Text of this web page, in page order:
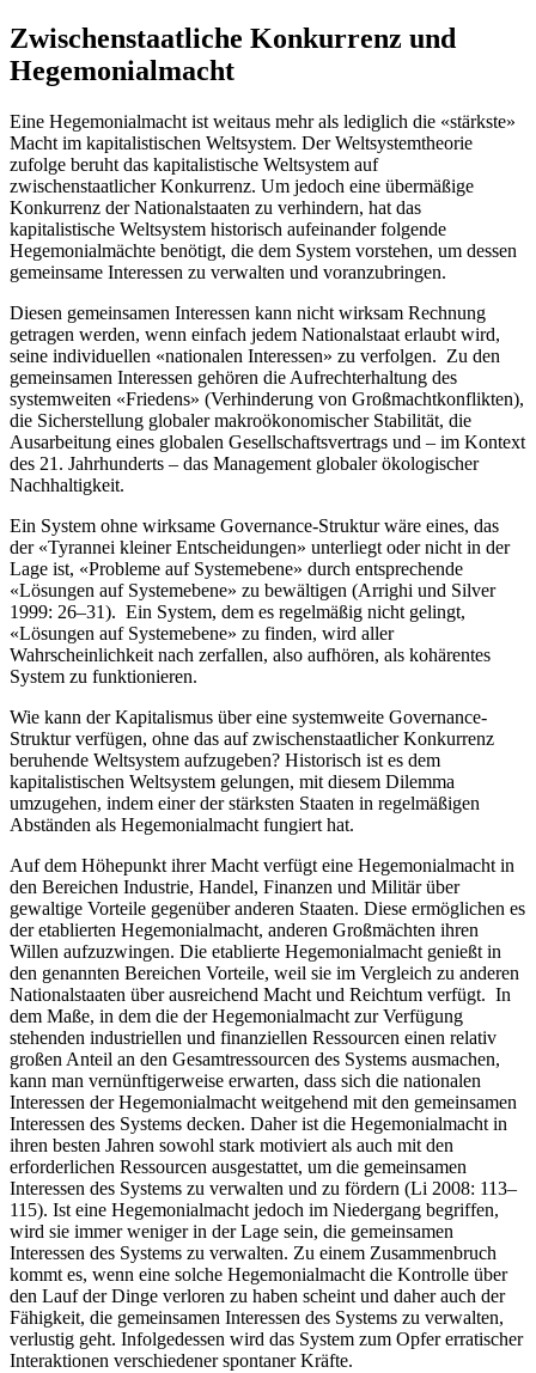
Zwischenstaatliche Konkurrenz und
Hegemonialmacht
Eine Hegemonialmacht ist weitaus mehr als lediglich die «stärkste»
Macht im kapitalistischen Weltsystem. Der Weltsystemtheorie
zufolge beruht das kapitalistische Weltsystem auf
zwischenstaatlicher Konkurrenz. Um jedoch eine übermäßige
Konkurrenz der Nationalstaaten zu verhindern, hat das
kapitalistische Weltsystem historisch aufeinander folgende
Hegemonialmächte benötigt, die dem System vorstehen, um dessen
gemeinsame Interessen zu verwalten und voranzubringen.
Diesen gemeinsamen Interessen kann nicht wirksam Rechnung
getragen werden, wenn einfach jedem Nationalstaat erlaubt wird,
seine individuellen «nationalen Interessen» zu verfolgen. Zu den
gemeinsamen Interessen gehören die Aufrechterhaltung des
systemweiten «Friedens» (Verhinderung von Großmachtkonflikten),
die Sicherstellung globaler makroökonomischer Stabilität, die
Ausarbeitung eines globalen Gesellschaftsvertrags und – im Kontext
des 21. Jahrhunderts – das Management globaler ökologischer
Nachhaltigkeit.
Ein System ohne wirksame Governance-Struktur wäre eines, das
der «Tyrannei kleiner Entscheidungen» unterliegt oder nicht in der
Lage ist, «Probleme auf Systemebene» durch entsprechende
«Lösungen auf Systemebene» zu bewältigen (Arrighi und Silver
1999: 26–31). Ein System, dem es regelmäßig nicht gelingt,
«Lösungen auf Systemebene» zu finden, wird aller
Wahrscheinlichkeit nach zerfallen, also aufhören, als kohärentes
System zu funktionieren.
Wie kann der Kapitalismus über eine systemweite Governance-
Struktur verfügen, ohne das auf zwischenstaatlicher Konkurrenz
beruhende Weltsystem aufzugeben? Historisch ist es dem
kapitalistischen Weltsystem gelungen, mit diesem Dilemma
umzugehen, indem einer der stärksten Staaten in regelmäßigen
Abständen als Hegemonialmacht fungiert hat.
Auf dem Höhepunkt ihrer Macht verfügt eine Hegemonialmacht in
den Bereichen Industrie, Handel, Finanzen und Militär über
gewaltige Vorteile gegenüber anderen Staaten. Diese ermöglichen es
der etablierten Hegemonialmacht, anderen Großmächten ihren
Willen aufzuzwingen. Die etablierte Hegemonialmacht genießt in
den genannten Bereichen Vorteile, weil sie im Vergleich zu anderen
Nationalstaaten über ausreichend Macht und Reichtum verfügt. In
dem Maße, in dem die der Hegemonialmacht zur Verfügung
stehenden industriellen und finanziellen Ressourcen einen relativ
großen Anteil an den Gesamtressourcen des Systems ausmachen,
kann man vernünftigerweise erwarten, dass sich die nationalen
Interessen der Hegemonialmacht weitgehend mit den gemeinsamen
Interessen des Systems decken. Daher ist die Hegemonialmacht in
ihren besten Jahren sowohl stark motiviert als auch mit den
erforderlichen Ressourcen ausgestattet, um die gemeinsamen
Interessen des Systems zu verwalten und zu fördern (Li 2008: 113–
115). Ist eine Hegemonialmacht jedoch im Niedergang begriffen,
wird sie immer weniger in der Lage sein, die gemeinsamen
Interessen des Systems zu verwalten. Zu einem Zusammenbruch
kommt es, wenn eine solche Hegemonialmacht die Kontrolle über
den Lauf der Dinge verloren zu haben scheint und daher auch der
Fähigkeit, die gemeinsamen Interessen des Systems zu verwalten,
verlustig geht. Infolgedessen wird das System zum Opfer erratischer
Interaktionen verschiedener spontaner Kräfte.